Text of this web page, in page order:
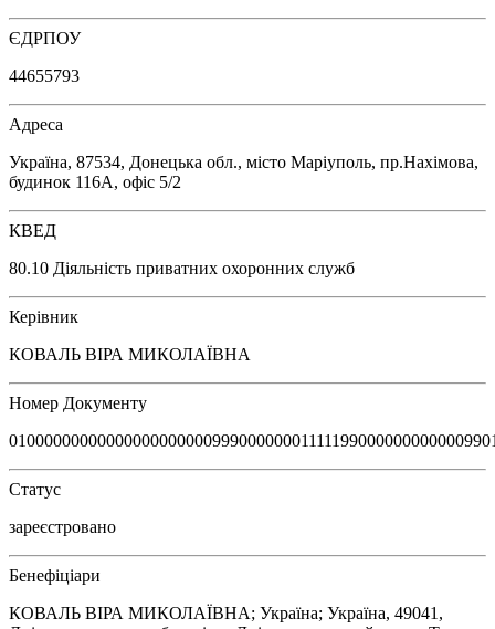
ЄДРПОУ
44655793
Адреса
Україна, 87534, Донецька обл., місто Маріуполь, пр.Нахімова,
будинок 116А, офіс 5/2
КВЕД
80.10 Діяльність приватних охоронних служб
Керівник
КОВАЛЬ ВІРА МИКОЛАЇВНА
Номер Документу
Статус
зареєстровано
Бенефіціари
КОВАЛЬ ВІРА МИКОЛАЇВНА; Україна; Україна, 49041,